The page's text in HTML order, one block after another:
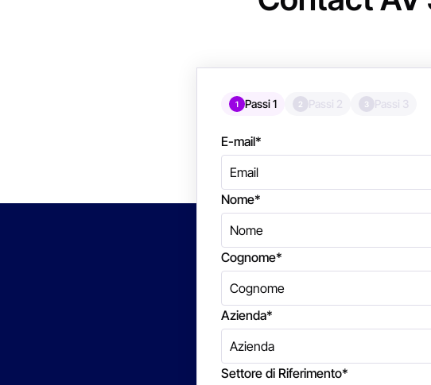
1 Passi 1 2 Passi 2 3 Passi 3
E-mail*
Nome*
Cognome*
Azienda*
Settore di Riferimento*